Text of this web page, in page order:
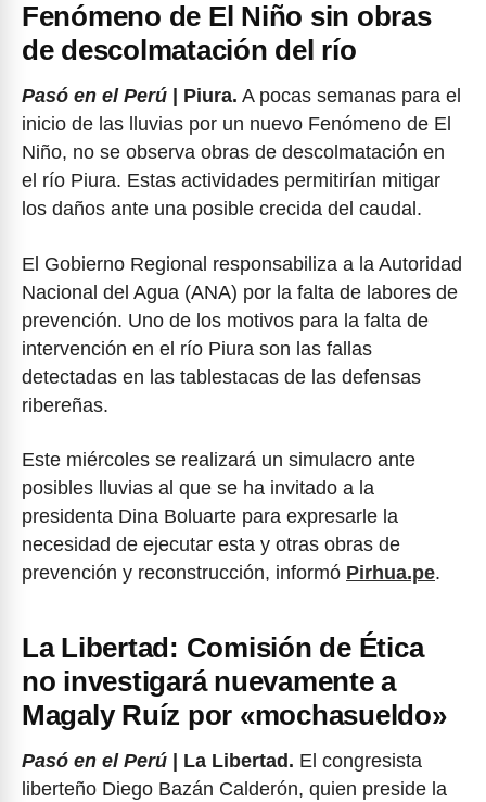
Fenómeno de El Niño sin obras
de descolmatación del río
Pasó en el Perú | Piura. A pocas semanas para el
inicio de las lluvias por un nuevo Fenómeno de El
Niño, no se observa obras de descolmatación en
el río Piura. Estas actividades permitirían mitigar
los daños ante una posible crecida del caudal.
El Gobierno Regional responsabiliza a la Autoridad
Nacional del Agua (ANA) por la falta de labores de
prevención. Uno de los motivos para la falta de
intervención en el río Piura son las fallas
detectadas en las tablestacas de las defensas
ribereñas.
Este miércoles se realizará un simulacro ante
posibles lluvias al que se ha invitado a la
presidenta Dina Boluarte para expresarle la
necesidad de ejecutar esta y otras obras de
prevención y reconstrucción, informó Pirhua.pe.
La Libertad: Comisión de Ética
no investigará nuevamente a
Magaly Ruíz por «mochasueldo»
Pasó en el Perú | La Libertad. El congresista
liberteño Diego Bazán Calderón, quien preside la